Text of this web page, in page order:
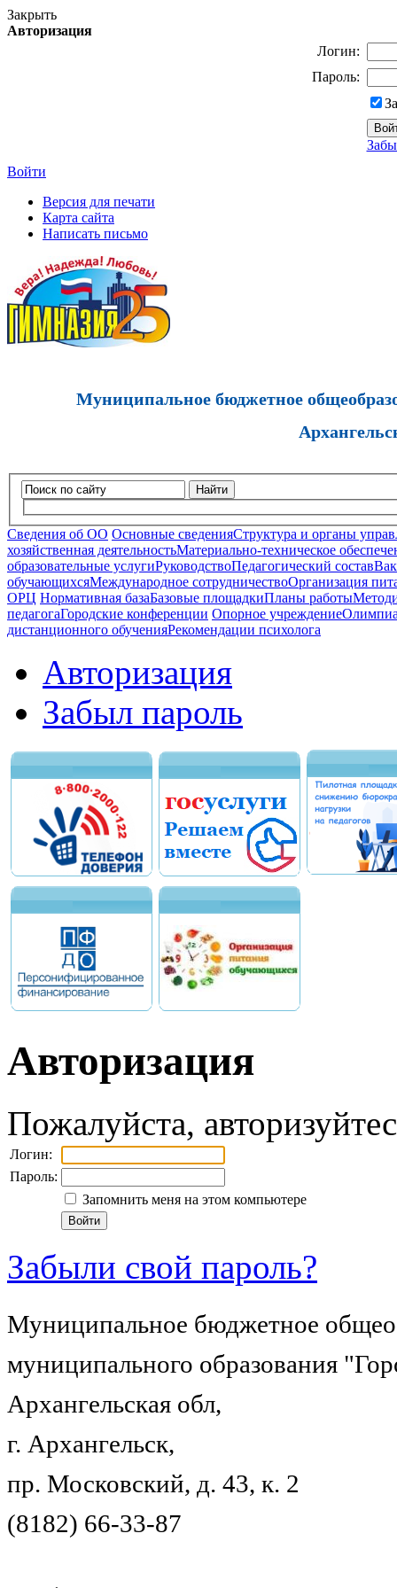
Закрыть
Авторизация
Логин:
Пароль:
Войти
Версия для печати
Карта сайта
Написать письмо
Муниципальное бюджетное
Найти
Сведения об ОО Основные сведенияСтруктура и органы
хозяйственная деятельностьМатериально-техническое
образовательные услугиРуководствоПедагогический состав
обучающихсяМеждународное сотрудничествоОрганизация
ОРЦ Нормативная базаБазовые площадкиПланы работы
педагогаГородские конференции Опорное учреждение
дистанционного обученияРекомендации психолога
Авторизация
Забыл пароль
Авторизация
Пожалуйста,
Логин:
Пароль:
Запомнить меня на этом компьютере
Забыли свой пароль?
Муниципальное бюджетное
муниципального образования
Архангельская обл,
г. Архангельск,
пр. Московский, д. 43, к. 2
(8182) 66-33-87